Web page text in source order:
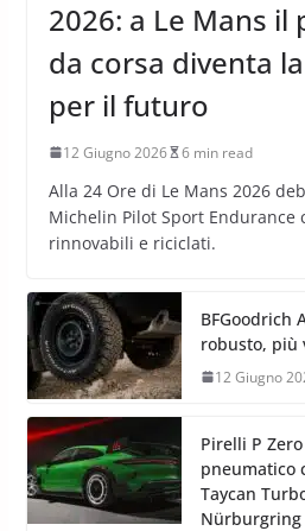
2026: a Le Mans
da corsa diventa
per il futuro
12 Giugno 2026 6 min read
Alla 24 Ore di Le Mans 2026
Michelin Pilot Sport Endurance
rinnovabili e riciclati.
BFGoodrich
robusto, più
12 Giugno
Pirelli P
pneumatico
Taycan
Nürburgring